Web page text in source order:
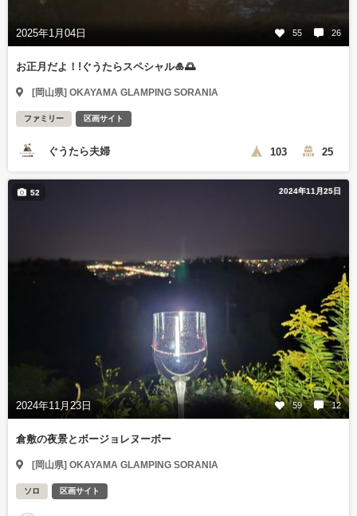
2025年1月04日 55 26
お正月だよ！!ぐうたらスペシャル🎍🌅
[岡山県] OKAYAMA GLAMPING SORANIA
ファミリー 区画サイト
ぐうたら夫婦 103 25
2024年11月25日
2024年11月23日 59 12
52
倉敷の夜景とボージョレヌーボー
[岡山県] OKAYAMA GLAMPING SORANIA
ソロ 区画サイト